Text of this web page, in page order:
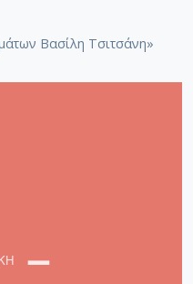
Βασίλη Τσιτσάνη»